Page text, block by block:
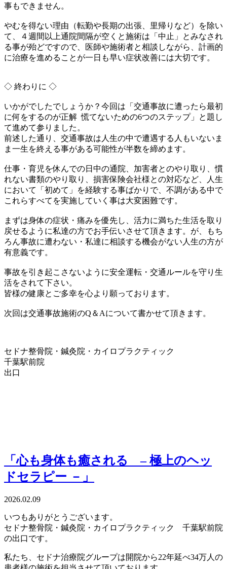
事もできません。
やむを得ない理由（転勤や長期の出張、里帰りなど）を除い
て、
４週間以上通院間隔が空くと施術は「中止」
とみなされ
る事が殆どですので、医師や施術者と相談しながら、 計画的
に治療を進めることが一日も早い症状改善には大切です。
◇ 終わりに ◇
いかがでしたでしょうか？今回は「交通事故に遭ったら最初
に何をするのが正解 慌てないための6つのステップ」
と題し
て進めて参りました。
前述した通り、 交通事故は人生の中で遭遇する人もいないま
ま一生を終える事がある可能性が半数を締めます。
仕事・育児を休んでの日中の通院、加害者とのやり取り、慣
れない書類のやり取り、損害保険会社様との対応など、
人生
において「初めて」を経験する事ばかりで、 不調がある中で
これらすべてを実施していく事は大変困難です。
まずは身体の症状・痛みを優先し、 活力に満ちた生活を取り
戻せるように私達の方でお手伝いさせて頂きます。が、もち
ろん事故に遭わない・ 私達に相談する機会がない人生の方が
有意義です。
事故を引き起こさないように安全運転・ 交通ルールを守り生
活をされて下さい。
皆様の健康とご多幸を心より願っております。
次回は交通事故施術のQ＆Aについて書かせて頂きます。
セドナ整骨院・鍼灸院・カイロプラクティック
千葉駅前院
出口
「心も身体も癒される – 極上のヘッ
ドセラピー －」
2026.02.09
いつもありがとうございます。
セドナ整骨院・鍼灸院・カイロプラクティック 千葉駅前院
の出口です。
私たち、セドナ治療院グループは開院から22年延べ34万人の